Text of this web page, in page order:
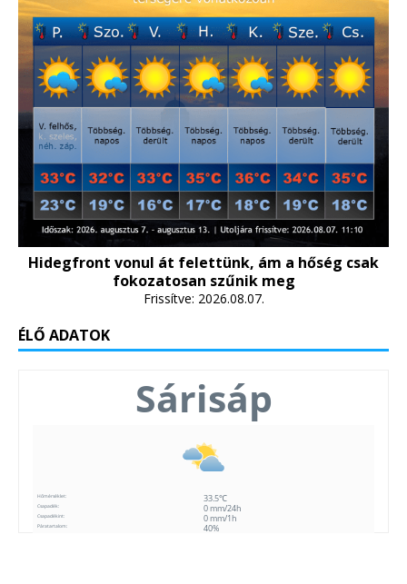
Hidegfront vonul át felettünk, ám a hőség csak
fokozatosan szűnik meg
Frissítve: 2026.08.07.
ÉLŐ ADATOK